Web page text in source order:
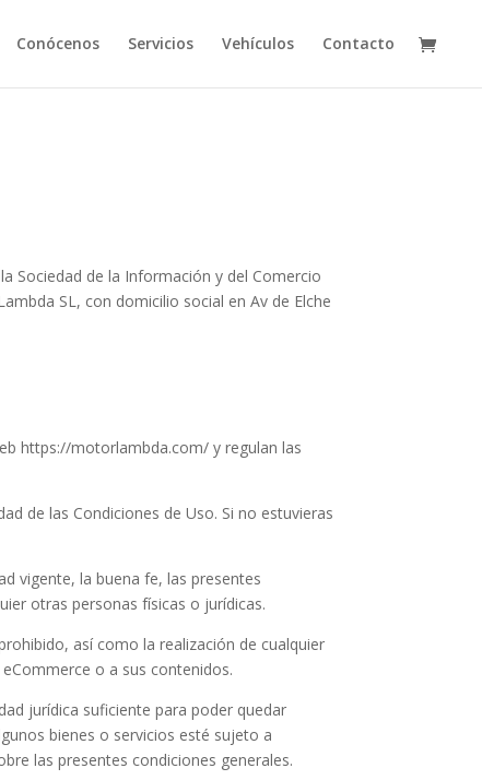
Conócenos Servicios Vehículos Contacto
Sociedad de la Información y del Comercio
SL, con domicilio social en Av de Elche
https://motorlambda.com/ y regulan las
de las Condiciones de Uso. Si no estuvieras
vigente, la buena fe, las presentes
otras personas físicas o jurídicas.
así como la realización de cualquier
o a sus contenidos.
jurídica suficiente para poder quedar
bienes o servicios esté sujeto a
las presentes condiciones generales.